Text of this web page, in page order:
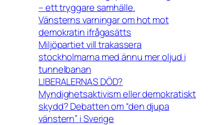
– ett tryggare samhälle.
Vänsterns varningar om hot mot
demokratin ifrågasätts
Miljöpartiet vill trakassera
stockholmarna med ännu mer oljud i
tunnelbanan
LIBERALERNAS DÖD?
Myndighetsaktivism eller demokratiskt
skydd? Debatten om “den djupa
vänstern” i Sverige